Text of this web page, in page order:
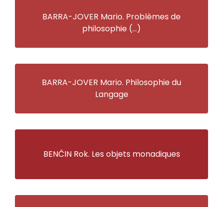
BARRA-JOVER Mario. Problèmes de
philosophie (…)
BARRA-JOVER Mario. Philosophie du
Langage
BENČIN Rok. Les objets monadiques